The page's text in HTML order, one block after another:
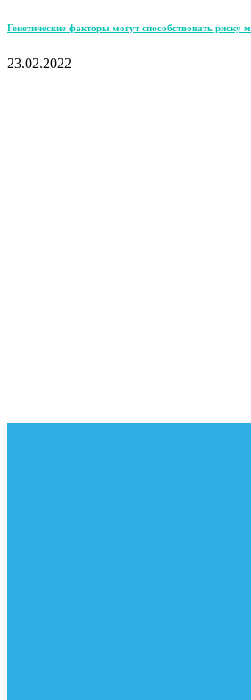
Генетические факторы могут способствовать риску
23.02.2022